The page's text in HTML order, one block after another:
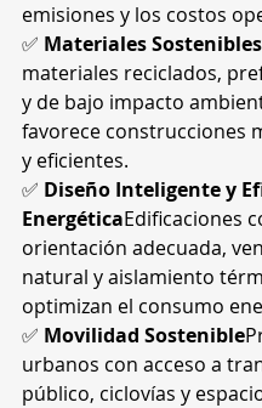
emisiones y los costos
✅ Materiales Sostenibles
materiales reciclados,
y de bajo impacto
favorece construcciones
y eficientes.
✅ Diseño Inteligente y
EnergéticaEdificaciones
orientación adecuada,
natural y aislamiento
optimizan el consumo
✅ Movilidad Sostenible
urbanos con acceso a
público, ciclovías y